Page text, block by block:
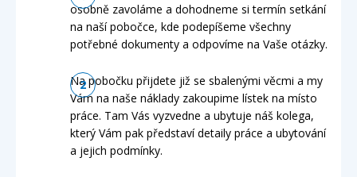
osobně zavoláme a dohodneme si termín setkání
na naší pobočce, kde podepíšeme všechny
potřebné dokumenty a odpovíme na Vaše otázky.
Na pobočku přijdete již se sbalenými věcmi a my
Vám na naše náklady zakoupime lístek na místo
práce. Tam Vás vyzvedne a ubytuje náš kolega,
který Vám pak představí detaily práce a ubytování
a jejich podmínky.